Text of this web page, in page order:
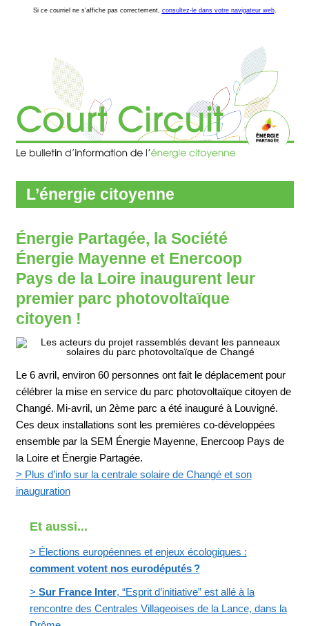
Si ce courriel ne s'affiche pas correctement, consultez-le dans votre navigateur web.
L’énergie citoyenne
Énergie Partagée, la Société
Énergie Mayenne et Enercoop
Pays de la Loire inaugurent leur
premier parc photovoltaïque
citoyen !
Le 6 avril, environ 60 personnes ont fait le déplacement pour
célébrer la mise en service du parc photovoltaïque citoyen de
Changé. Mi-avril, un 2ème parc a été inauguré à Louvigné.
Ces deux installations sont les premières co-développées
ensemble par la SEM Énergie Mayenne, Enercoop Pays de
la Loire et Énergie Partagée.
> Plus d’info sur la centrale solaire de Changé et son
inauguration
Et aussi...
> Élections européennes et enjeux écologiques :
comment votent nos eurodéputés ?
> Sur France Inter, “Esprit d’initiative” est allé à la
rencontre des Centrales Villageoises de la Lance, dans la